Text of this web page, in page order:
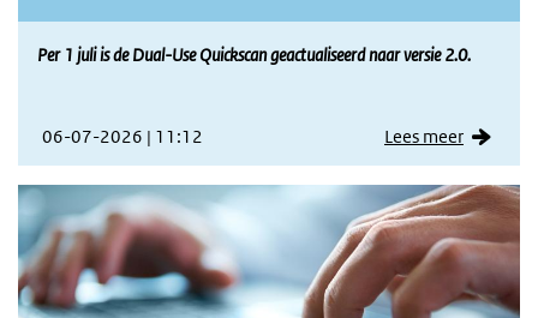
Per 1 juli is de Dual-Use Quickscan geactualiseerd naar versie 2.0.
06-07-2026 | 11:12 Lees meer